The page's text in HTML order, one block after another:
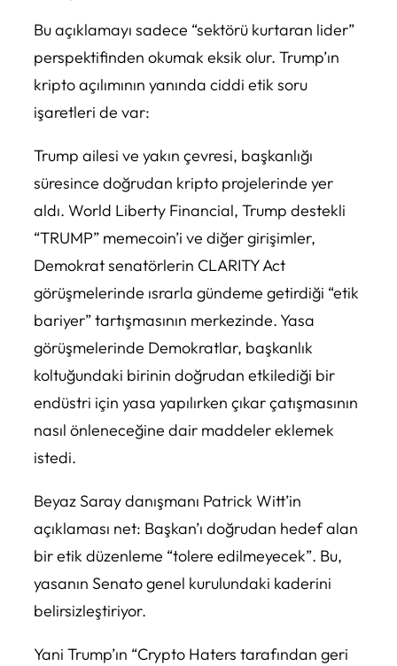
Bu açıklamayı sadece “sektörü kurtaran lider”
perspektifinden okumak eksik olur. Trump’ın
kripto açılımının yanında ciddi etik soru
işaretleri de var:
Trump ailesi ve yakın çevresi, başkanlığı
süresince doğrudan kripto projelerinde yer
aldı. World Liberty Financial, Trump destekli
“TRUMP” memecoin’i ve diğer girişimler,
Demokrat senatörlerin CLARITY Act
görüşmelerinde ısrarla gündeme getirdiği “etik
bariyer” tartışmasının merkezinde. Yasa
görüşmelerinde Demokratlar, başkanlık
koltuğundaki birinin doğrudan etkilediği bir
endüstri için yasa yapılırken çıkar çatışmasının
nasıl önleneceğine dair maddeler eklemek
istedi.
Beyaz Saray danışmanı Patrick Witt’in
açıklaması net: Başkan’ı doğrudan hedef alan
bir etik düzenleme “tolere edilmeyecek”. Bu,
yasanın Senato genel kurulundaki kaderini
belirsizleştiriyor.
Yani Trump’ın “Crypto Haters tarafından geri